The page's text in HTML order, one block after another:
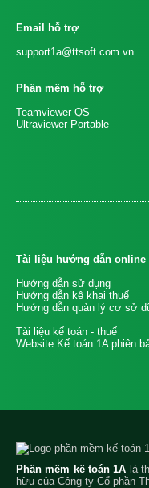
Email hỗ trợ
support1a@ttsoft.com.vn
Phần mềm hỗ trợ
Teamviewer QS
Ultraviewer Portable
Tài liệu hướng dẫn online
Hướng dẫn sử dụng
Hướng dẫn kê khai thuế
Hướng dẫn quản lý cơ sở
Tài liệu kế toán - thuế
Website Kế toán 1A phiên
Phần mềm kế toán 1A là
hữu của Công ty Cổ phần